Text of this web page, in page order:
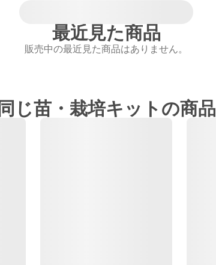
最近見た商品
販売中の最近見た商品はありません。
同じ苗・栽培キットの商品